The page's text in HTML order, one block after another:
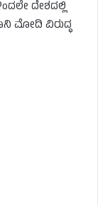
ದೇಶದಲ್ಲಿ
ಮೋದಿ ವಿರುದ್ಧ